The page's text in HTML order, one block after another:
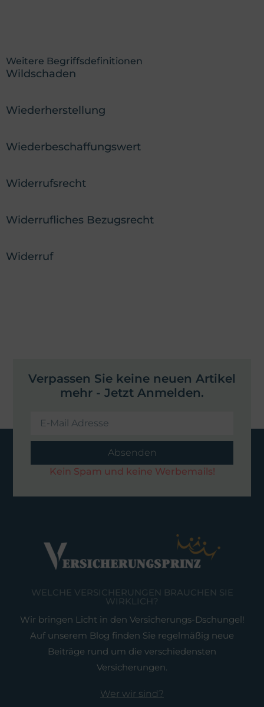
Weitere Begriffsdefinitionen
Wildschaden
Wiederherstellung
Wiederbeschaffungswert
Widerrufsrecht
Widerrufliches Bezugsrecht
Widerruf
Verpassen Sie keine neuen Artikel
mehr - Jetzt Anmelden.
Absenden
Kein Spam und keine Werbemails!
WELCHE VERSICHERUNGEN BRAUCHEN SIE
WIRKLICH?
Wir bringen Licht in den Versicherungs-Dschungel!
Auf unserem Blog finden Sie regelmäßig neue
Beiträge rund um die verschiedensten
Versicherungen.
Wer wir sind?